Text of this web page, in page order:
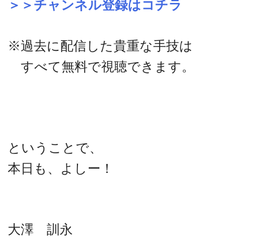
＞＞チャンネル登録はコチラ
※過去に配信した貴重な手技は
すべて無料で視聴できます。
ということで、
本日も、よしー！
大澤 訓永